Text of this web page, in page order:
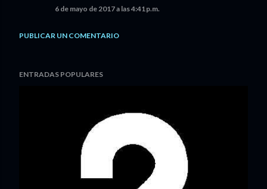
6 de mayo de 2017 a las 4:41 p.m.
PUBLICAR UN COMENTARIO
ENTRADAS POPULARES